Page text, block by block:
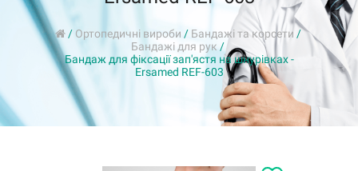
/ Ортопедичні вироби / Бандажі та корсети /
Бандажі для рук /
Бандаж для фіксації зап'ястя на шнурівках -
Ersamed REF-603